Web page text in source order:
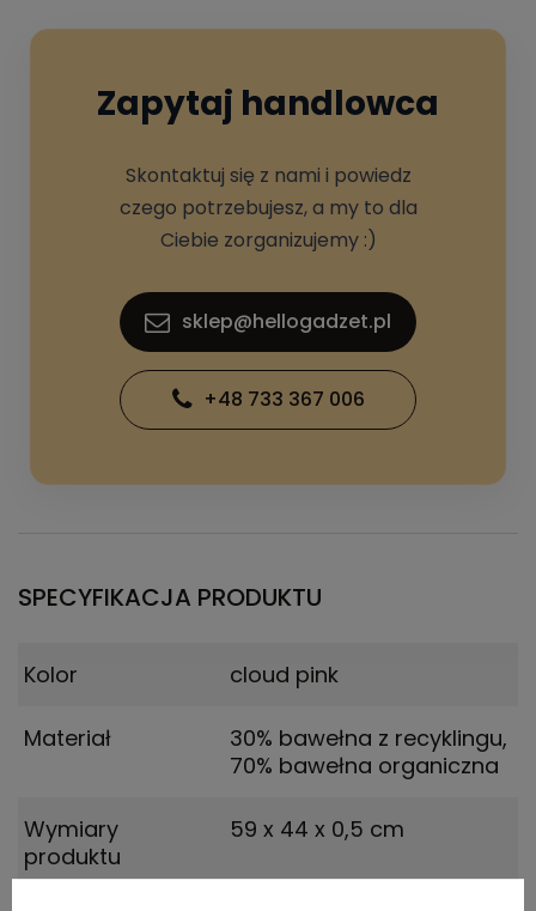
Zapytaj handlowca
Skontaktuj się z nami i powiedz
czego potrzebujesz, a my to dla
Ciebie zorganizujemy :)
sklep@hellogadzet.pl
+48 733 367 006
SPECYFIKACJA PRODUKTU
Kolor cloud pink
Materiał
30% bawełna z recyklingu,
70% bawełna organiczna
Wymiary
produktu
59 x 44 x 0,5 cm